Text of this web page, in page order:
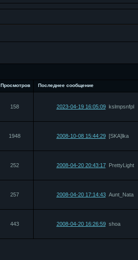
Просмотров Последнее сообщение
158 2023-04-19 16:05:09 kslmpsnfpl
1948 2008-10-08 15:44:29 [SKA]lka
252 2008-04-20 20:43:17 PrettyLight
257 2008-04-20 17:14:43 Aunt_Nata
443 2008-04-20 16:26:59 shoa